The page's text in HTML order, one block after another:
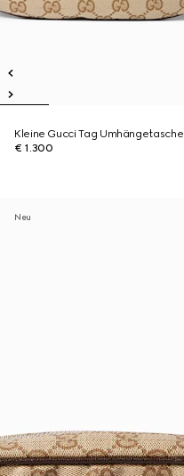
Kleine Gucci Tag Umhängetasche
€ 1.300
Neu